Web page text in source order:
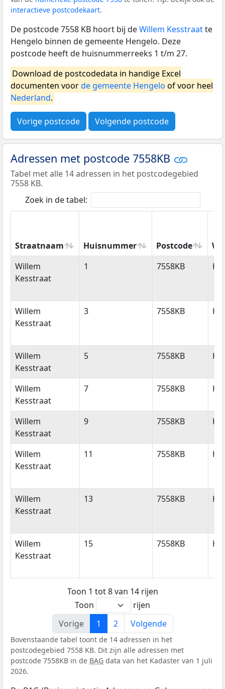
interactieve postcodekaart.
De postcode 7558 KB hoort bij deWillem Kesstraatte
Hengelo binnen de gemeente Hengelo. Deze
postcode heeft de huisnummerreeks 1 t/m 27.
Download de postcodedata in handige Excel
documenten voorde gemeente Hengelo of voor heel
Nederland.
Vorige postcode Volgende postcode
Adressen met postcode 7558KB
Tabel met alle 14 adressen in het postcodegebied
7558 KB.
Zoek in de tabel:
Straatnaam Huisnummer Postcode
Straatnaam
Huisnummer Postcode
Willem
Kesstraat
1 7558KB
Willem
Kesstraat
3 7558KB
Willem
Kesstraat
5 7558KB
Willem
Kesstraat
7 7558KB
Willem
Kesstraat
9 7558KB
Willem
Kesstraat
11 7558KB
Willem
Kesstraat
13 7558KB
Willem
Kesstraat
15 7558KB
Toon 1 tot 8 van 14 rijen
Toon
rijen
Vorige
1 2 Volgende
Bovenstaande tabel toont de 14 adressen in het
postcodegebied 7558 KB. Dit zijn alle adressen met
postcode 7558KB in de BAG data van het Kadaster van 1 juli
2026.